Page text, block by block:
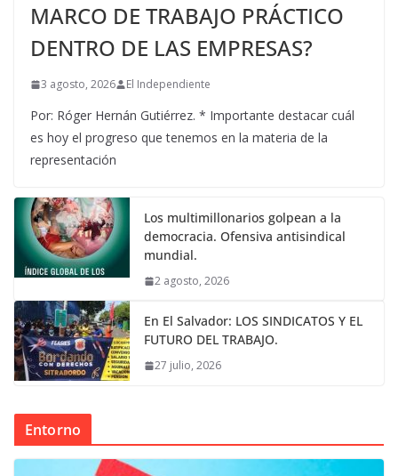
MARCO DE TRABAJO PRÁCTICO
DENTRO DE LAS EMPRESAS?
3 agosto, 2026 El Independiente
Por: Róger Hernán Gutiérrez. * Importante destacar cuál
es hoy el progreso que tenemos en la materia de la
representación
Los multimillonarios golpean a la
democracia. Ofensiva antisindical
mundial.
2 agosto, 2026
En El Salvador: LOS SINDICATOS Y EL
FUTURO DEL TRABAJO.
27 julio, 2026
Entorno